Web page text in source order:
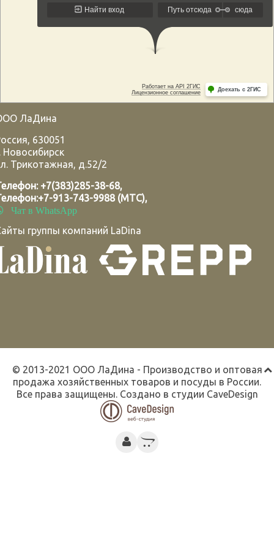
ЛаДина
, 630051
Новосибирск
Трикотажная, д.52/2
+7(383)285-38-68,
+7-913-743-9988 (МТС),
Чат в WhatsApp
группы компаний LaDina
© 2013-2021 ООО ЛаДина - Производство и оптовая
продажа хозяйственных товаров и посуды в России.
Все права защищены. Создано в студии CaveDesign